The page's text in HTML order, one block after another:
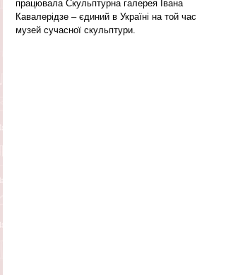
працювала Скульптурна галерея Івана
Кавалерідзе – єдиний в Україні на той час
музей сучасної скульптури.